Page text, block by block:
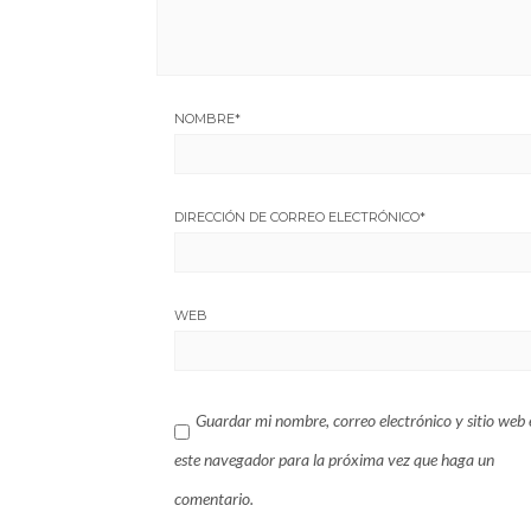
NOMBRE*
DIRECCIÓN DE CORREO ELECTRÓNICO*
WEB
Guardar mi nombre, correo electrónico y sitio web
este navegador para la próxima vez que haga un
comentario.